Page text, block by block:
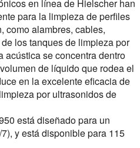
en línea de Hielscher han
para la limpieza de perfiles
como alambres, cables,
los tanques de limpieza por
acústica se concentra dentro
de líquido que rodea el
en la excelente eficacia de
por ultrasonidos de
está diseñado para un
y está disponible para 115